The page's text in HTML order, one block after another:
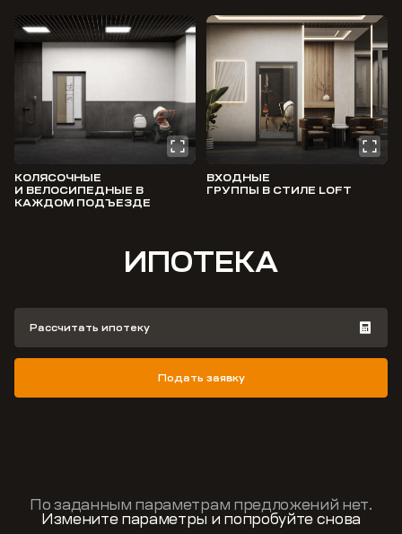
КОЛЯСОЧНЫЕ
И ВЕЛОСИПЕДНЫЕ В
КАЖДОМ ПОДЪЕЗДЕ
ВХОДНЫЕ
ГРУППЫ В СТИЛЕ LOFT
ИПОТЕКА
Подать заявку
Рассчитать ипотеку
По заданным параметрам предложений нет.
Измените параметры и попробуйте снова